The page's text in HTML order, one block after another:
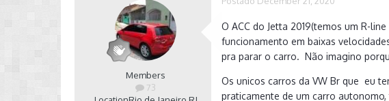
Members
73
O ACC do Jetta 2019(temos um R-
funcionamento em baixas
pra parar o carro. Não imagino
Os unicos carros da VW Br que eu
praticamente de um carro